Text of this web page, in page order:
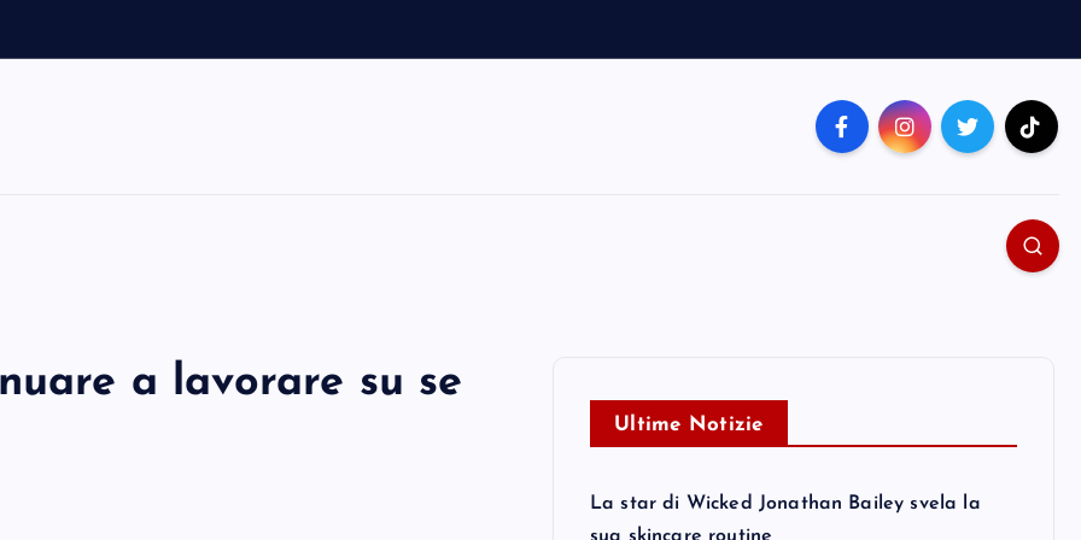
a lavorare su se
Ultime Notizie
La star di Wicked Jonathan Bailey svela la
sua skincare routine